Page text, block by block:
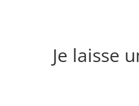
Je laisse